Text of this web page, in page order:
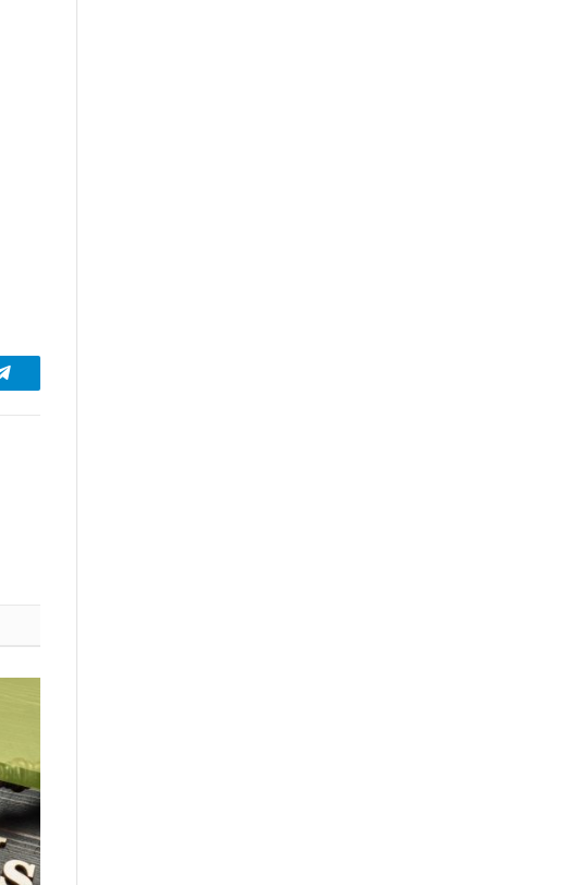
Telegram